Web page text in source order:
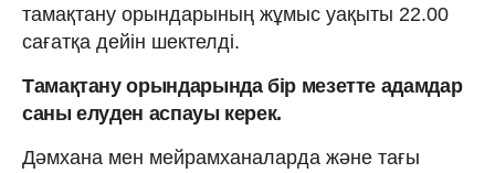
тамақтану орындарының жұмыс уақыты 22.00
сағатқа дейін шектелді.
Тамақтану орындарында бір мезетте адамдар
саны елуден аспауы керек.
Дәмхана мен мейрамханаларда және тағы